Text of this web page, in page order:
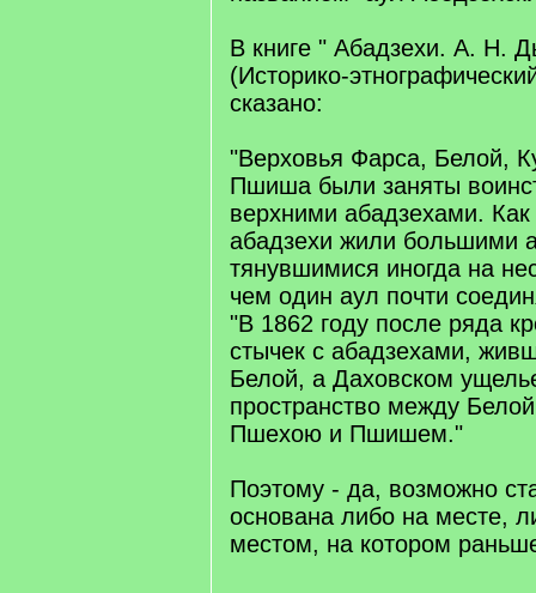
В книге " Абадзехи. А. Н.
(Историко-
сказано:
"Верховья Фарса, Белой,
Пшиша были заняты
верхними абадзехами.
абадзехи жили большими
тянувшимися иногда на
чем один аул почти
"В 1862 году после ряда
стычек с абадзехами,
Белой, а Даховском
пространство между
Пшехою и Пшишем."
Поэтому - да, возможно
основана либо на месте,
местом, на котором